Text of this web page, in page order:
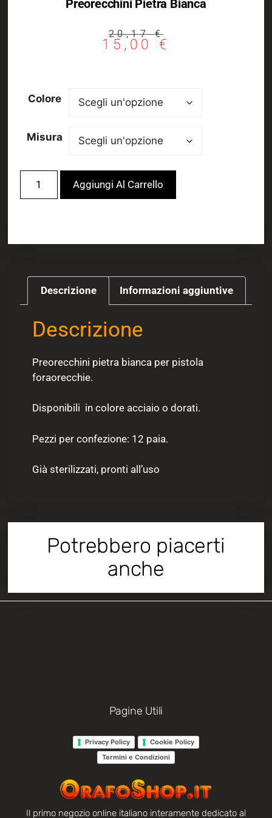
Preorecchini Pietra Bianca
20,17€
15,00 €
Colore
Misura
Aggiungi Al Carrello
Descrizione Informazioni aggiuntive
Descrizione
Preorecchini pietra bianca per pistola
foraorecchie.
Disponibili in colore acciaio o dorati.
Pezzi per confezione: 12 paia.
Già sterilizzati, pronti all’uso
Potrebbero piacerti
anche
Pagine Utili
Privacy Policy
Cookie Policy
Termini e Condizioni
Il primo negozio online italiano interamente dedicato al